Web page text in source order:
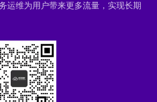
运维为用户带来更多流量，实现长期